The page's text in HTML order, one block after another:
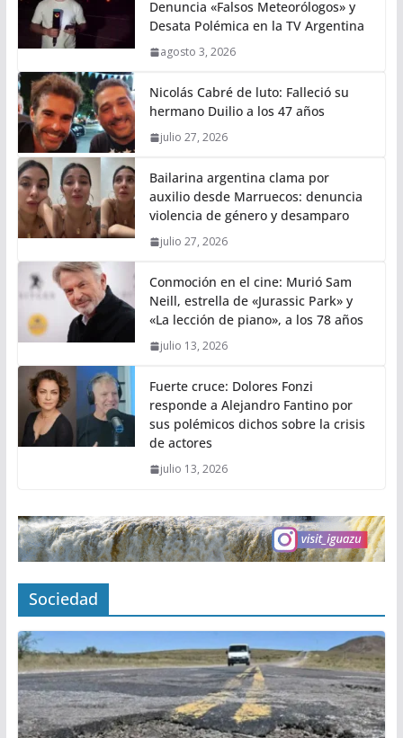
Denuncia «Falsos Meteorólogos» y
Desata Polémica en la TV Argentina
agosto 3, 2026
Nicolás Cabré de luto: Falleció su
hermano Duilio a los 47 años
julio 27, 2026
Bailarina argentina clama por
auxilio desde Marruecos: denuncia
violencia de género y desamparo
julio 27, 2026
Conmoción en el cine: Murió Sam
Neill, estrella de «Jurassic Park» y
«La lección de piano», a los 78 años
julio 13, 2026
Fuerte cruce: Dolores Fonzi
responde a Alejandro Fantino por
sus polémicos dichos sobre la crisis
de actores
julio 13, 2026
Sociedad